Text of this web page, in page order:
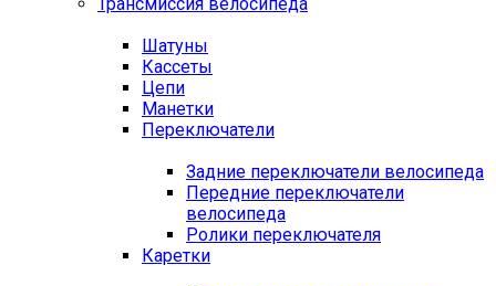
Шатуны
Кассеты
Цепи
Манетки
Переключатели
Задние переключатели велосипеда
Передние переключатели
велосипеда
Ролики переключателя
Каретки